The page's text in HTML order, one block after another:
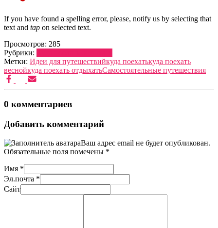
If you have found a spelling error, please, notify us by selecting that
text and tap on selected text.
Просмотров: 285
Рубрики:
Метки: Идеи для путешествийкуда поехатькуда поехать
веснойкуда поехать отдыхатьСамостоятельные путешествия
0 комментариев
Добавить комментарий
Ваш адрес email не будет опубликован.
Обязательные поля помечены *
Имя *
Эл.почта *
Сайт